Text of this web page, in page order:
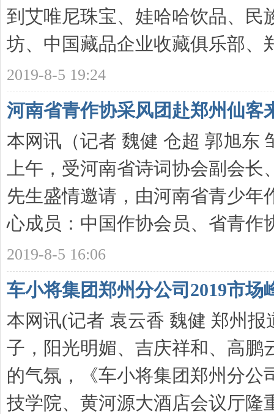
到艾唯尼珠宝、娃哈哈饮品、民
坊、中国藏品企业收藏俱乐部、
2019-8-5 19:24
河南省青作协采风团赴郑州仙客
本网讯（记者 魏健 仓超 郭旭东
上午，受河南省诗词协会副会长
先生盛情邀请，由河南省青少年
心成员：中国作协会员、省青作
2019-8-5 16:06
车小将集团郑州分公司2019市场
本网讯(记者 袁云香 魏健 郑州报
子，阳光明媚、吉庆祥和、高鹏
的气氛，《车小将集团郑州分公
技学院、黄河源大酒店会议厅隆